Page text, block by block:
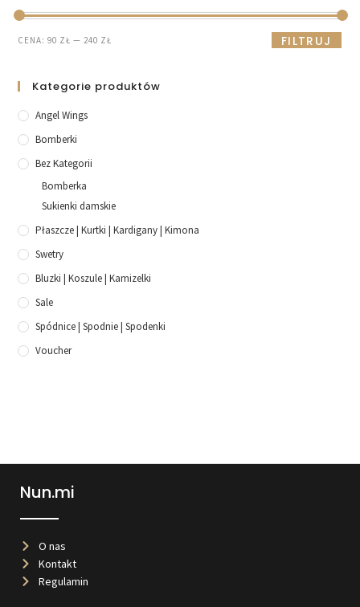
FILTRUJ
CENA:90 ZŁ —240 ZŁ
Kategorie produktów
Angel Wings
Bomberki
Bez Kategorii
Bomberka
Sukienki damskie
Płaszcze | Kurtki | Kardigany | Kimona
Swetry
Bluzki | Koszule | Kamizelki
Sale
Spódnice | Spodnie | Spodenki
Voucher
Nun.mi
O nas
Kontakt
Regulamin